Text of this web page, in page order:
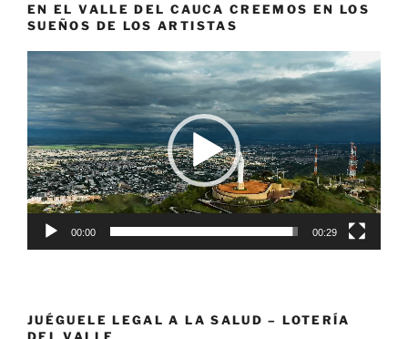
EN EL VALLE DEL CAUCA CREEMOS EN LOS
SUEÑOS DE LOS ARTISTAS
Reproductor
de
vídeo
00:00 00:29
JUÉGUELE LEGAL A LA SALUD – LOTERÍA